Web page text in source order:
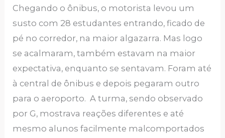
Chegando o ônibus, o motorista levou um
susto com 28 estudantes entrando, ficado de
pé no corredor, na maior algazarra. Mas logo
se acalmaram, também estavam na maior
expectativa, enquanto se sentavam. Foram até
à central de ônibus e depois pegaram outro
para o aeroporto. A turma, sendo observado
por G, mostrava reações diferentes e até
mesmo alunos facilmente malcomportados